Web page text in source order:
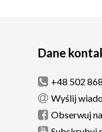
Dane
+48 502
Wyślij
Obserwuj